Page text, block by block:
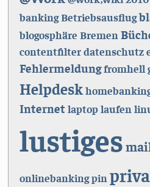
bankingBetriebsausflug
blogosphäre Bremen
contentfilterdatenschutz
Fehlermeldungfromhell
Helpdesk
Internet laptoplaufen
lustiges
onlinebankingpin